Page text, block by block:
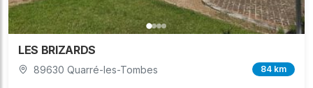
LES BRIZARDS
89630 Quarré-les-Tombes 84 km